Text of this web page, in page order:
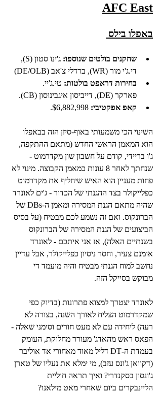
AFC East
באפלו בילס
שחקנים בולטים שנוספו:
ג'ינו סטון (S),
די.ג'י מור (WR), ברדלי צ'אב (DE/OLB)
בחירות דראפט בולטות: טי.ג'יי.
פארקר (DE), דייביסון איגבינוסון (CB).
קאפ אפקטיבי:
השינוי הכי משמעותי באוף-סיזן הזה בבאפלו
הוא המאמן הראשי החדש (מתאם ההתקפה,
ג'ו בריידי, קודם על חשבון שון מקדרמוט -
שנחתך לאחר 8 עונות כמאמן הקבוצה. מינוי לא
פחות מעניין הוא האיש שיחליף את מקדרמוט
כפלייקולר בצד ההגנתי של הכדור - ג'ים לאונרד
שהיה מתאם הגנת המסירה ומאמן ה-DBs של
הברונקוס. ואם זה נשמע לכם מבטיח (על בסיס
הביצועים של הגנת המסירה של הברונקוס
בשנתיים האלה), אז אני איתכם - לאונרד
אומנם צעיר, וחסר ניסיון כפלייקולר, אבל עדיין
נחשב למוח הגנתי מבטיח והיה מועמד די
מבוקש בסייקל הזה.
לאונרד יצטרך למצוא פתרונות (בדיוק כפי
שמקדרמוט הצליח לאורך השנה, בצורה לא
רעה) ליחידה עם לא מעט חורים וסימני שאלה -
הפאס ראש מהאדג' מעורר מחלוקת, העומק
בעמדת ה-DT דליל מאוד מאחורי אד אוליבר
(דקוואן ג'ונס עזב), מי ימלא את נעליו של טארן
ג'ונסון בסקנדרי? ואיך תראה חוליית
הליינבקרים ביום שאחרי מאט מילאנו?